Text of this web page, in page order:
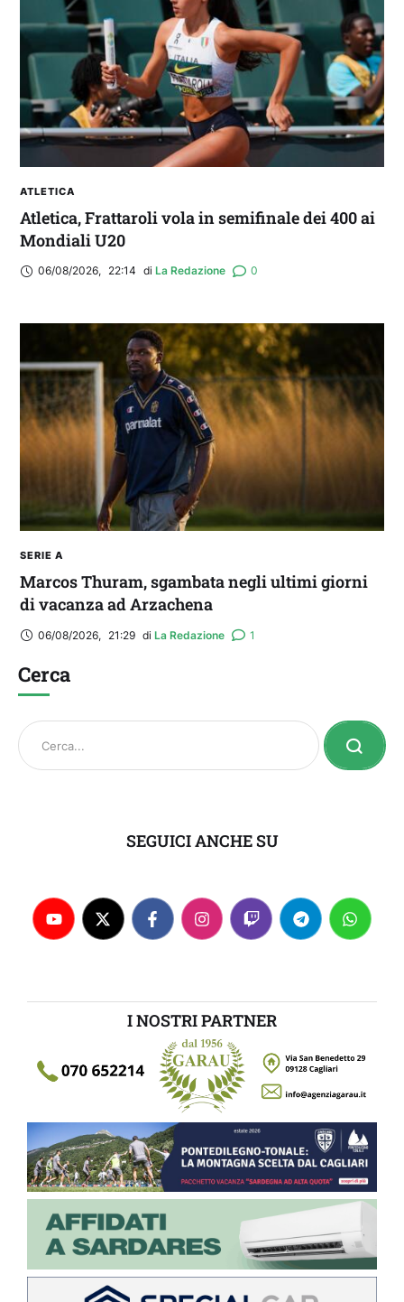
ATLETICA
Atletica, Frattaroli vola in semifinale dei 400 ai
Mondiali U20
06/08/2026, 22:14 di La Redazione 0
SERIE A
Marcos Thuram, sgambata negli ultimi giorni
di vacanza ad Arzachena
06/08/2026, 21:29 di La Redazione 1
Cerca
SEGUICI ANCHE SU
I NOSTRI PARTNER